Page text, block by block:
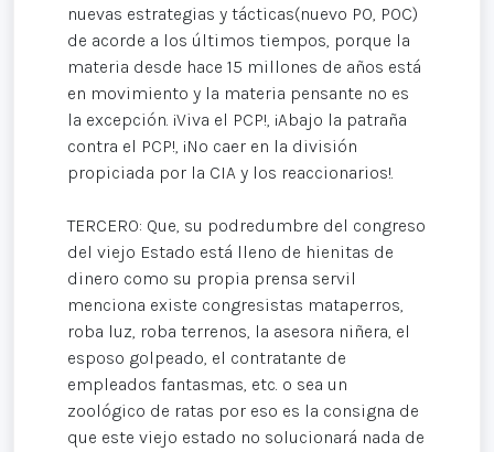
nuevas estrategias y tácticas(nuevo PO, POC)
de acorde a los últimos tiempos, porque la
materia desde hace 15 millones de años está
en movimiento y la materia pensante no es
la excepción. ¡Viva el PCP!, ¡Abajo la patraña
contra el PCP!, ¡No caer en la división
propiciada por la CIA y los reaccionarios!.
TERCERO: Que, su podredumbre del congreso
del viejo Estado está lleno de hienitas de
dinero como su propia prensa servil
menciona existe congresistas mataperros,
roba luz, roba terrenos, la asesora niñera, el
esposo golpeado, el contratante de
empleados fantasmas, etc. o sea un
zoológico de ratas por eso es la consigna de
que este viejo estado no solucionará nada de